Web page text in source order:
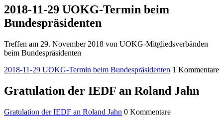
2018-11-29 UOKG-Termin beim
Bundespräsidenten
Treffen am 29. November 2018 von UOKG-Mitgliedsverbänden
beim Bundespräsidenten
2018-11-29 UOKG-Termin beim Bundespräsidenten 1 Kommentare
Gratulation der IEDF an Roland Jahn
Gratulation der IEDF an Roland Jahn 0 Kommentare